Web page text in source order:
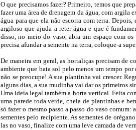
O que precisamos fazer? Primeiro, temos que
fazer uma área de drenagem da água, com argila
água para que ela não escorra com terra.
argiloso que ajuda a reter água e que é
disso, no meio do vaso, abra um espaço com
precisa afundar a semente na terra, coloque-a
De maneira em geral, as hortaliças precisam de
ambiente que bata sol pelo menos um tempo por
não se preocupe! A sua plantinha vai crescer.
alguns dias, a sua mudinha vai dar os primeiros
Uma ideia legal também a horta vertical. Feita
uma parede toda verde, cheia de plantinhas e
só fazer o mesmo passo a passo do vaso
sementes pelo recipiente. As sementes de
las no vaso, finalize com uma leve camada de